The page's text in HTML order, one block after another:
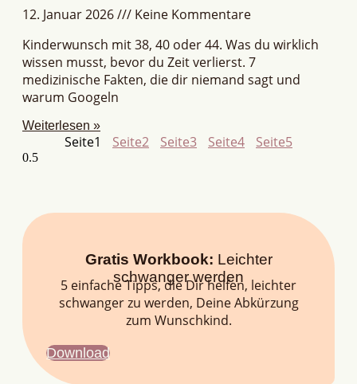
12. Januar 2026
Keine Kommentare
Kinderwunsch mit 38, 40 oder 44. Was du wirklich
wissen musst, bevor du Zeit verlierst. 7
medizinische Fakten, die dir niemand sagt und
warum Googeln
Weiterlesen »
Seite1 Seite2 Seite3 Seite4 Seite5
Gratis Workbook: Leichter
schwanger werden
5 einfache Tipps, die Dir helfen, leichter
schwanger zu werden, Deine Abkürzung
zum Wunschkind.
Download